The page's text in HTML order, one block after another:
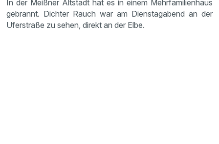
In der Meißner Altstadt hat es in einem Mehrfamilienhaus
gebrannt. Dichter Rauch war am Dienstagabend an der
Uferstraße zu sehen, direkt an der Elbe.